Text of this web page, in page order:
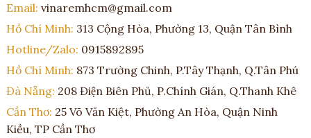
Email: vinaremhcm@gmail.com
Hồ Chí Minh: 313 Cộng Hòa, Phường 13, Quận Tân Bình
Hotline/Zalo: 0915892895
Hồ Chí Minh: 873 Trường Chinh, P.Tây Thạnh, Q.Tân Phú
Đà Nẵng: 208 Điện Biên Phủ, P.Chính Gián, Q.Thanh Khê
Cần Thơ: 25 Võ Văn Kiệt, Phường An Hòa, Quận Ninh
Kiều, TP Cần Thơ